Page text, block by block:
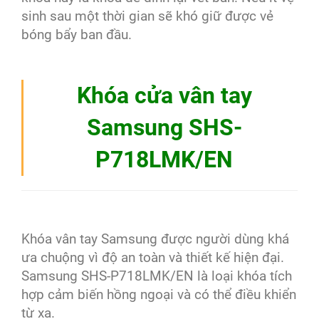
sinh sau một thời gian sẽ khó giữ được vẻ
bóng bẩy ban đầu.
Khóa cửa vân tay
Samsung SHS-
P718LMK/EN
Khóa vân tay Samsung được người dùng khá
ưa chuộng vì độ an toàn và thiết kế hiện đại.
Samsung SHS-P718LMK/EN là loại khóa tích
hợp cảm biến hồng ngoại và có thể điều khiển
từ xa.